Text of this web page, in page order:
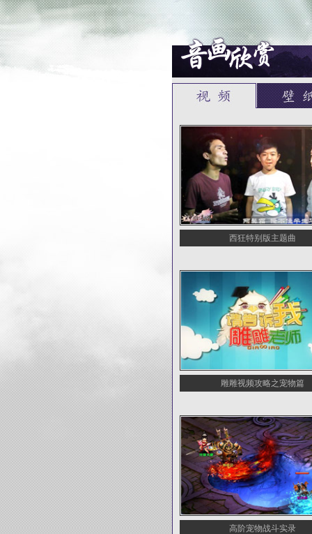
西狂特别版主题曲
雕雕视频攻略之宠物篇
高阶宠物战斗实录